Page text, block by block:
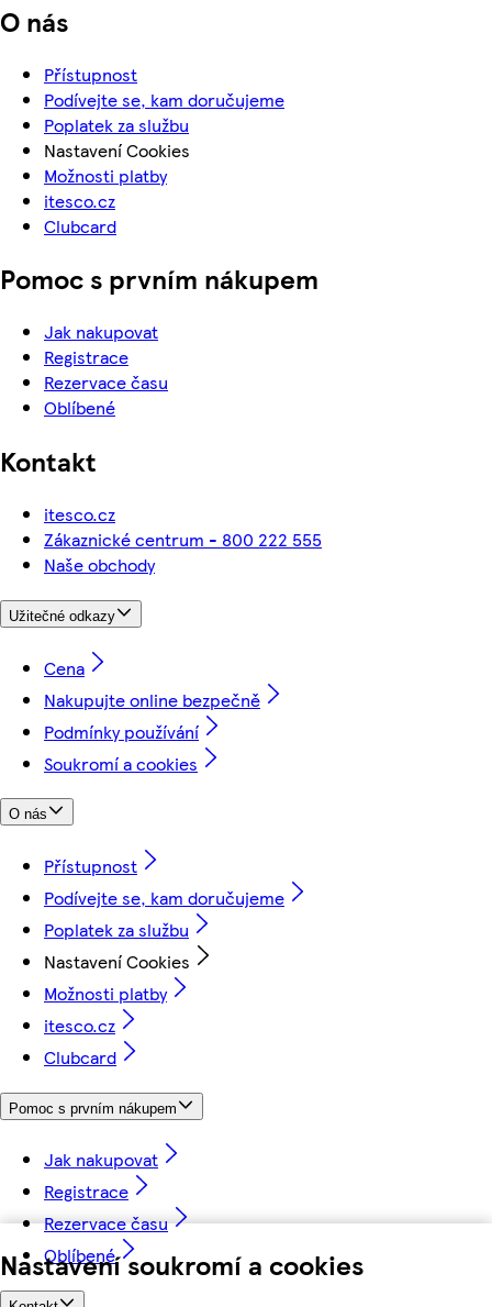
Nastavení soukromí a cookies
O nás
Přístupnost
Podívejte se, kam doručujeme
Poplatek za službu
Nastavení Cookies
Možnosti platby
itesco.cz
Clubcard
Pomoc s prvním nákupem
Jak nakupovat
Registrace
Rezervace času
Oblíbené
Kontakt
itesco.cz
Zákaznické centrum - 800 222 555
Naše obchody
Užitečné odkazy
Cena
Nakupujte online bezpečně
Podmínky používání
Soukromí a cookies
O nás
Přístupnost
Podívejte se, kam doručujeme
Poplatek za službu
Nastavení Cookies
Možnosti platby
itesco.cz
Clubcard
Pomoc s prvním nákupem
Jak nakupovat
Registrace
Rezervace času
Oblíbené